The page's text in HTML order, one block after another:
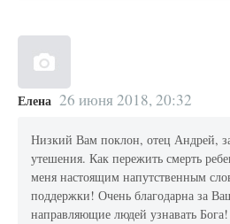
Елена 26 июня 2018, 20:32
Низкий Вам поклон, отец Андрей,
утешения. Как пережить смерть
меня настоящим напутственным
поддержки! Очень благодарна за
направляющие людей узнавать Бога!